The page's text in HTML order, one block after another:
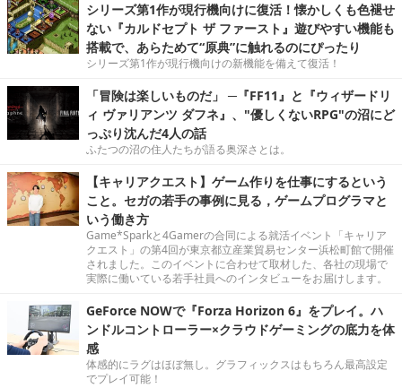
シリーズ第1作が現行機向けに復活！懐かしくも色褪せ
ない『カルドセプト ザ ファースト』遊びやすい機能も
搭載で、あらためて“原典”に触れるのにぴったり
シリーズ第1作が現行機向けの新機能を備えて復活！
「冒険は楽しいものだ」 ─『FF11』と『ウィザードリ
ィ ヴァリアンツ ダフネ』、"優しくないRPG"の沼にど
っぷり沈んだ4人の話
ふたつの沼の住人たちが語る奥深さとは。
【キャリアクエスト】ゲーム作りを仕事にするという
こと。セガの若手の事例に見る，ゲームプログラマと
いう働き方
Game*Sparkと4Gamerの合同による就活イベント「キャリア
クエスト」の第4回が東京都立産業貿易センター浜松町館で開催
されました。このイベントに合わせて取材した、各社の現場で
実際に働いている若手社員へのインタビューをお届けします。
GeForce NOWで『Forza Horizon 6』をプレイ。ハ
ンドルコントローラー×クラウドゲーミングの底力を体
感
体感的にラグはほぼ無し。グラフィックスはもちろん最高設定
でプレイ可能！